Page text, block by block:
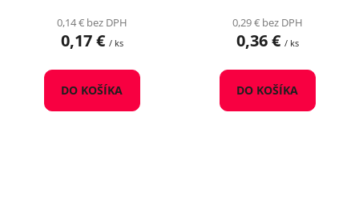
0,14 € bez DPH
0,17 € / ks
DO KOŠÍKA
0,29 € bez DPH
0,36 € / ks
DO KOŠÍKA